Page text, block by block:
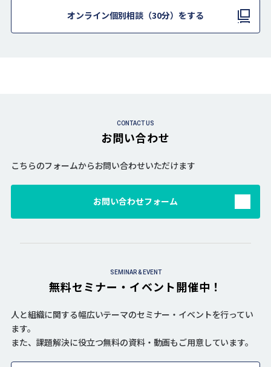
オンライン個別相談（30分）をする
CONTACT US
お問い合わせ
こちらのフォームからお問い合わせいただけます
お問い合わせフォーム
SEMINAR & EVENT
無料セミナー・イベント開催中！
人と組織に関する幅広いテーマのセミナー・イベントを行ってい
ます。
また、課題解決に役立つ無料の資料・動画もご用意しています。